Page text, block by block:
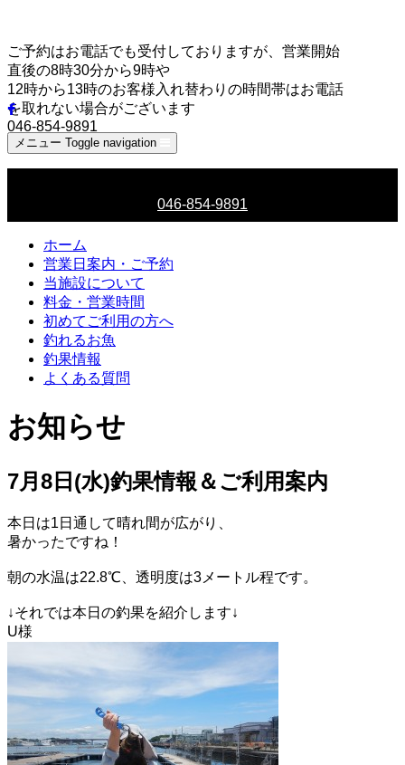
ご予約はお電話でも受付しておりますが、営業開始
直後の8時30分から9時や
12時から13時のお客様入れ替わりの時間帯はお電話
を取れない場合がございます
046-854-9891
メニュー Toggle navigation
046-854-9891
ホーム
営業日案内・ご予約
当施設について
料金・営業時間
初めてご利用の方へ
釣れるお魚
釣果情報
よくある質問
お知らせ
7月8日(水)釣果情報＆ご利用案内
本日は1日通して晴れ間が広がり、
暑かったですね！
朝の水温は22.8℃、透明度は3メートル程です。
↓それでは本日の釣果を紹介します↓
U様